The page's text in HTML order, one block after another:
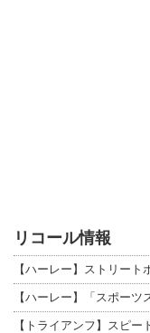
リコール情報
【ハーレー】ストリー
【トライアンフ】スピ